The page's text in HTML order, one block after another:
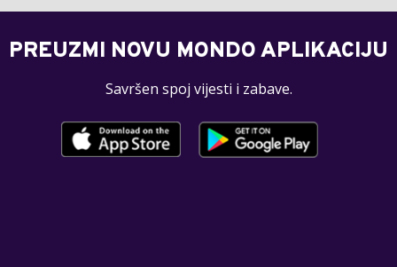
PREUZMI NOVU MONDO APLIKACIJU
Savršen spoj vijesti i zabave.